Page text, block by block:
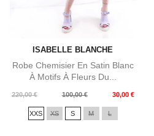
ISABELLE BLANCHE
Robe Chemisier En Satin Blanc
À Motifs À Fleurs Du...
220,00 €
Prix
100,00 € 30,00 €
Prix
XXS XS S M L